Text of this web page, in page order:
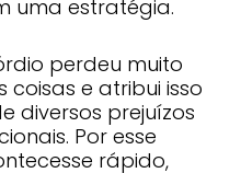
uma estratégia.
perdeu muito
e atribui isso
diversos prejuízos
Por esse
rápido,